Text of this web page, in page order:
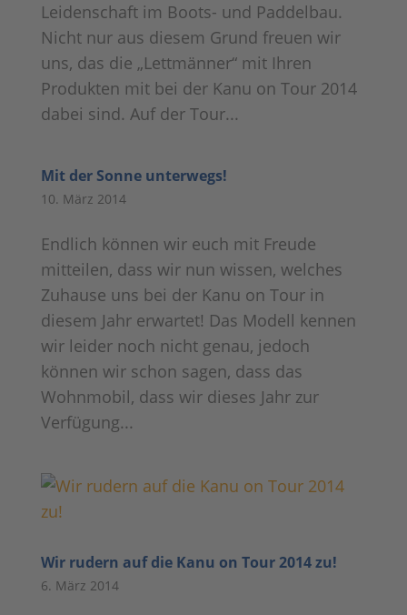
Leidenschaft im Boots- und Paddelbau.
Nicht nur aus diesem Grund freuen wir
uns, das die „Lettmänner“ mit Ihren
Produkten mit bei der Kanu on Tour 2014
dabei sind. Auf der Tour...
Mit der Sonne unterwegs!
10. März 2014
Endlich können wir euch mit Freude
mitteilen, dass wir nun wissen, welches
Zuhause uns bei der Kanu on Tour in
diesem Jahr erwartet! Das Modell kennen
wir leider noch nicht genau, jedoch
können wir schon sagen, dass das
Wohnmobil, dass wir dieses Jahr zur
Verfügung...
Wir rudern auf die Kanu on Tour 2014 zu!
6. März 2014